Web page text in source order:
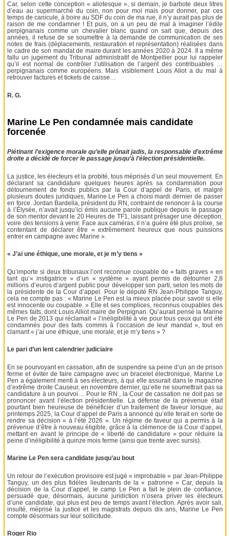
Car, selon cette conception « aliotesque », si demain, je barbote deux litres
d’eau au supermarché du coin, non pour moi mais pour donner, par ces
temps de canicule, à boire au SDF du coin de ma rue, il n’y aurait pas plus de
raison de me condamner ! Et puis, on a un peu de mal à imaginer l’édile
perpignanais comme un chevalier blanc quand on sait que, depuis des
années, il refuse de se soumettre à la demande de communication de ses
notes de frais (déplacements, restauration et représentation) réalisées dans
le cadre de son mandat de maire durant les années 2020 à 2024. Il a même
fallu un jugement du Tribunal administratif de Montpellier pour lui rappeler
qu’il est normal de contrôler l’utilisation de l’argent des contribuables …
perpignanais comme européens. Mais visiblement Louis Aliot a du mal à
retrouver factures et tickets de caisse…
R. G.
Marine Le Pen condamnée mais candidate
forcenée
Piétinant l’exigence morale qu’elle prônait jadis, la responsable d’extrême
droite a décidé de forcer le passage jusqu’à l’élection présidentielle.
La justice, les électeurs et la probité, tous méprisés d’un seul mouvement. En
déclarant sa candidature quelques heures après sa condamnation pour
détournement de fonds publics par la Cour d’appel de Paris, et malgré
plusieurs doutes juridiques, Marine Le Pen a choisi mardi dernier de passer
en force. Jordan Bardella, président du RN, contraint de renoncer à la course
à l’Élysée, n’avait jusqu’ici émis aucune parole publique depuis le passage
de son mentor devant le 20 Heures de TF1, laissant présager une déception,
voire des tensions à venir. Face aux caméras, il n’a guère été plus prolixe, se
contentant de déclarer être « extrêmement heureux que nous puissions
entrer en campagne avec Marine ».
« J’ai une éthique, une morale, et je m’y tiens »
Qu’importe si deux tribunaux l’ont reconnue coupable de « faits graves » en
tant qu’« instigatrice » d’un « système » ayant permis de détourner 2,8
millions d’euros d’argent public pour développer son parti, selon les mots de
la présidente de la Cour d’appel. Pour le député RN Jean-Philippe Tanguy,
cela ne compte pas : « Marine Le Pen est la mieux placée pour savoir si elle
est innocente ou coupable. » Elle et ses complices, reconnus coupables des
mêmes faits, dont Louis Alliot maire de Perpignan. Qu’aurait pensé la Marine
Le Pen de 2013 qui réclamait « l’inéligibilité à vie pour tous ceux qui ont été
condamnés pour des faits commis à l’occasion de leur mandat », tout en
clamant « j’ai une éthique, une morale, et je m’y tiens » ?
Le pari d’un lent calendrier judiciaire
En se pourvoyant en cassation, afin de suspendre sa peine d’un an de prison
ferme et éviter de faire campagne avec un bracelet électronique, Marine Le
Pen a également menti à ses électeurs, à qui elle assurait dans le magazine
d’extrême droite Causeur, en novembre dernier, qu’elle ne soumettrait pas sa
candidature à un pourvoi… Pour le RN , la Cour de cassation ne doit pas se
prononcer avant l’élection présidentielle. La défense de la prévenue était
pourtant bien heureuse de bénéficier d’un traitement de faveur lorsque, au
printemps 2025, la Cour d’appel de Paris a annoncé qu’elle ferait en sorte de
rendre sa décision « à l’été 2026 ». Un régime de faveur qui a permis à la
prévenue d’être à nouveau éligible, grâce à la clémence de la Cour d’appel,
mettant en avant le principe de « liberté de candidature » pour réduire la
peine d’inéligibilité à quinze mois ferme (ainsi que trente avec sursis).
Marine Le Pen sera candidate jusqu’au bout
Un retour de l’exécution provisoire est jugé « improbable » par Jean-Philippe
Tanguy, un des plus fidèles lieutenants de la « patronne » Car, depuis la
décision de la Cour d’appel, le camp Le Pen a fait le plein de confiance,
persuadé que, désormais, aucune juridiction n’osera priver les électeurs
d’une candidate, qui plus est peu de temps avant l’élection. Après avoir sali,
insulté, méprisé la justice et les magistrats depuis dix ans, Marine Le Pen
compte désormais sur leur sollicitude.
Roger Rio